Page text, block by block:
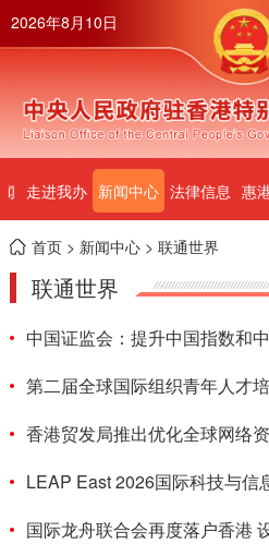
2026年8月10日
走进我办 新闻中心 法律信息 惠
首页> 新闻中心> 联通世界
联通世界
中国证监会：提升中国指数和
第二届全球国际组织青年人才
香港贸发局推出优化全球网络
LEAP East 2026国际科技与信
国际龙舟联合会再度落户香港